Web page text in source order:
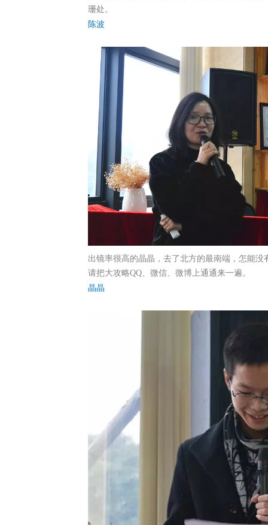
珊处。
陈波
出镜率很高的晶晶，去了北方的最南端，怎能没
请把大攻略QQ、微信、微博上通通来一遍。
晶晶